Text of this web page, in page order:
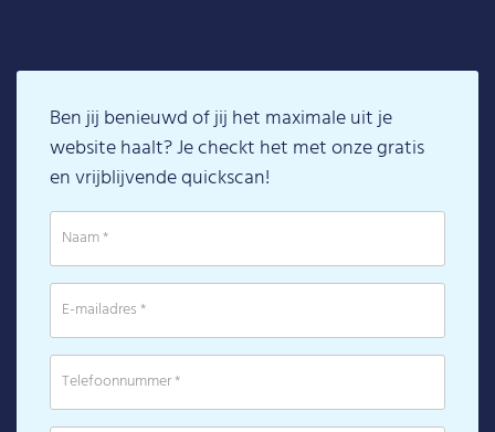
Ben jij benieuwd of jij het maximale uit je
website haalt? Je checkt het met onze gratis
en vrijblijvende quickscan!